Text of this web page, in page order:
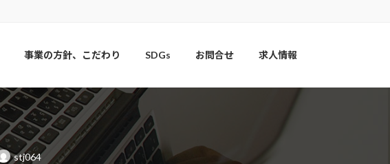
事業の方針、こだわり SDGs お問合せ 求人情報
stj064